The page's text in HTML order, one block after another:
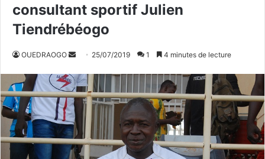
consultant sportif Julien
Tiendrébéogo
OUEDRAOGO
v
o
e
r
u
25/07/2019 1 4 minutes de lecture